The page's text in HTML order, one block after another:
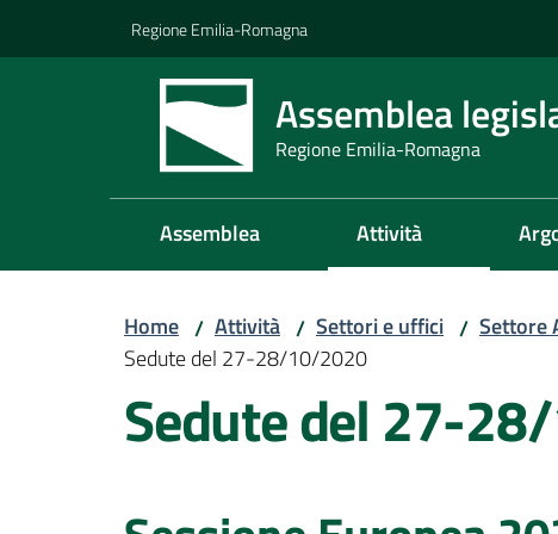
Regione Emilia-Romagna
Assemblea
Regione Emilia-Romagna
Assemblea Attività
Home / Attività / Settori e uffici / Settore
Sedute del 27-28/10/2020
Sedute del 27-